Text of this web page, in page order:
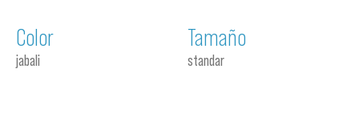
Color
jabali
Tamaño
standar